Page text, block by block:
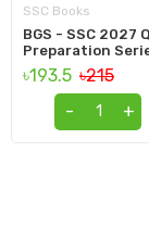
SSC Books
BGS - SSC 2027
Preparation
৳193.5 ৳215
-
+